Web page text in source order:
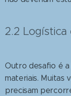
2.2
Outro desafio é
materiais. Muitas
precisam